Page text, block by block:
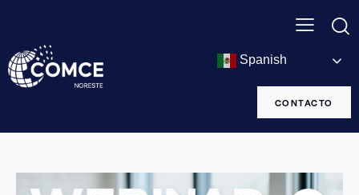
Spanish
CONTACTO